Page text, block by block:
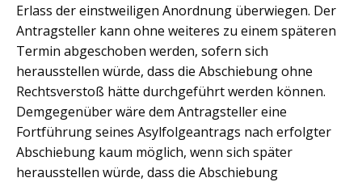
Erlass der einstweiligen Anordnung überwiegen. Der
Antragsteller kann ohne weiteres zu einem späteren
Termin abgeschoben werden, sofern sich
herausstellen würde, dass die Abschiebung ohne
Rechtsverstoß hätte durchgeführt werden können.
Demgegenüber wäre dem Antragsteller eine
Fortführung seines Asylfolgeantrags nach erfolgter
Abschiebung kaum möglich, wenn sich später
herausstellen würde, dass die Abschiebung